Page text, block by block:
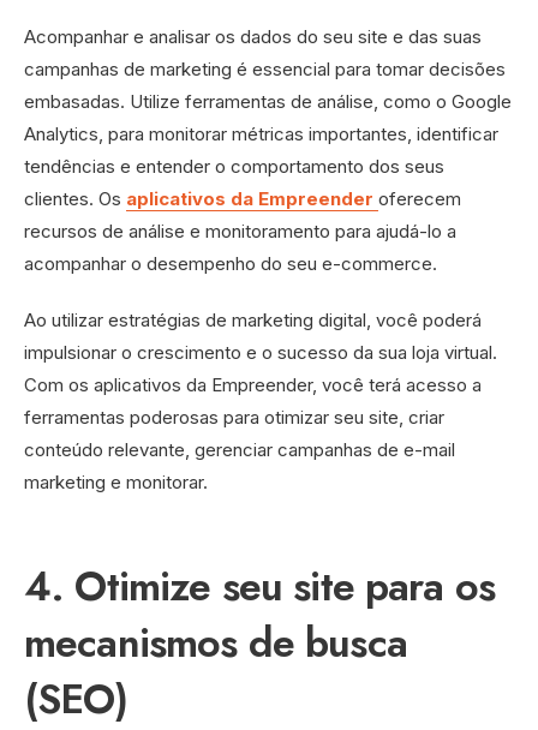
Acompanhar e analisar os dados do seu site e das suas
campanhas de marketing é essencial para tomar decisões
embasadas. Utilize ferramentas de análise, como o Google
Analytics, para monitorar métricas importantes, identificar
tendências e entender o comportamento dos seus
clientes. Os aplicativos da Empreender oferecem
recursos de análise e monitoramento para ajudá-lo a
acompanhar o desempenho do seu e-commerce.
Ao utilizar estratégias de marketing digital, você poderá
impulsionar o crescimento e o sucesso da sua loja virtual.
Com os aplicativos da Empreender, você terá acesso a
ferramentas poderosas para otimizar seu site, criar
conteúdo relevante, gerenciar campanhas de e-mail
marketing e monitorar.
4. Otimize seu site para os
mecanismos de busca
(SEO)